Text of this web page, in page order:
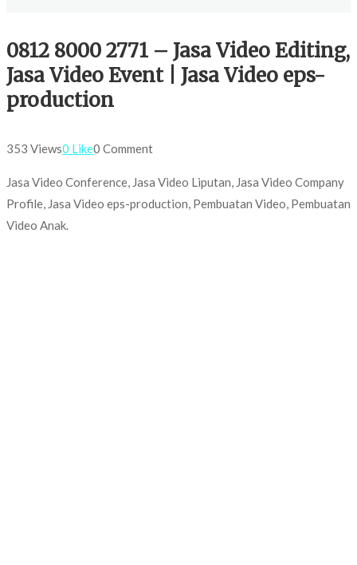
0812 8000 2771 – Jasa Video Editing,
Jasa Video Event | Jasa Video eps-
production
353 Views0 Like0 Comment
Jasa Video Conference, Jasa Video Liputan, Jasa Video Company
Profile, Jasa Video eps-production, Pembuatan Video, Pembuatan
Video Anak.